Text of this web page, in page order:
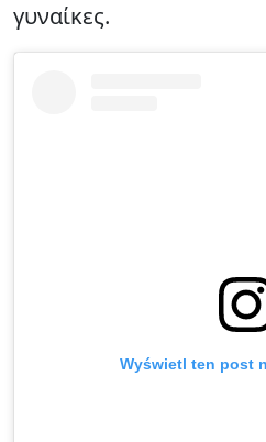
γυναίκες.
Wyświetl ten post